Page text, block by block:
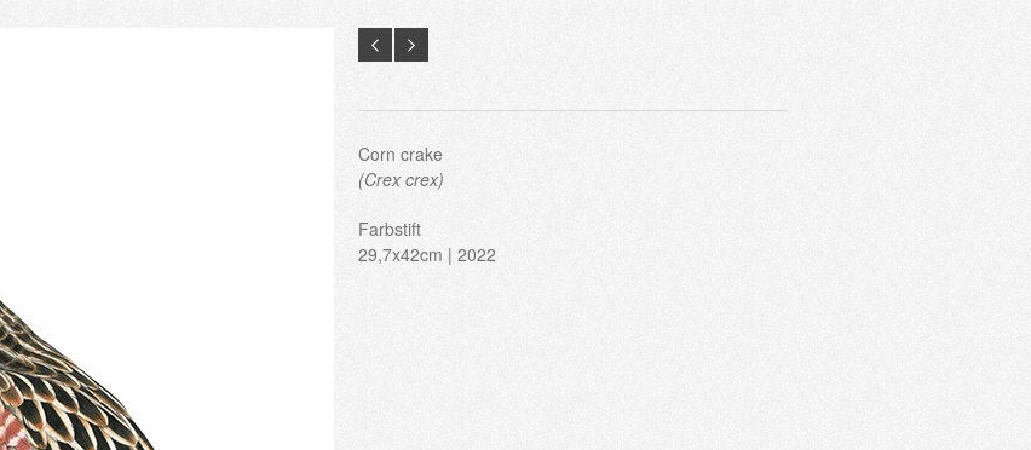
Corn crake
(Crex crex)
Farbstift
29,7x42cm | 2022